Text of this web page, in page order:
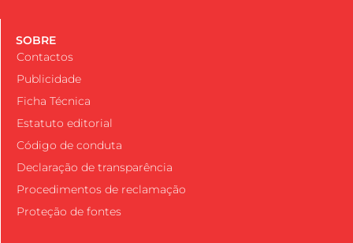
SOBRE
Contactos
Publicidade
Ficha Técnica
Estatuto editorial
Código de conduta
Declaração de transparência
Procedimentos de reclamação
Proteção de fontes